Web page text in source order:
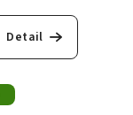
Detail